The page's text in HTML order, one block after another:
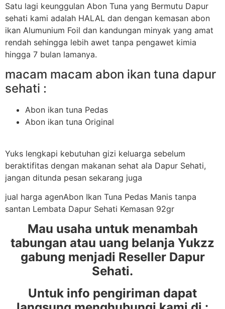
Satu lagi keunggulan Abon Tuna yang Bermutu Dapur
sehati kami adalah HALAL dan dengan kemasan abon
ikan Alumunium Foil dan kandungan minyak yang amat
rendah sehingga lebih awet tanpa pengawet kimia
hingga 7 bulan lamanya.
macam macam abon ikan tuna dapur
sehati :
Abon ikan tuna Pedas
Abon ikan tuna Original
Yuks lengkapi kebutuhan gizi keluarga sebelum
beraktifitas dengan makanan sehat ala Dapur Sehati,
jangan ditunda pesan sekarang juga
jual harga agenAbon Ikan Tuna Pedas Manis tanpa
santan Lembata Dapur Sehati Kemasan 92gr
Mau usaha untuk menambah
tabungan atau uang belanja Yukzz
gabung menjadi Reseller Dapur
Sehati.
Untuk info pengiriman dapat